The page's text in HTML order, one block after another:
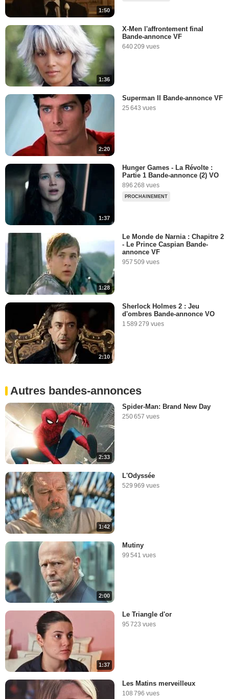
1:50
1:36
X-Men l'affrontement final
Bande-annonce VF
640 209 vues
2:20
Superman II Bande-annonce VF
25 643 vues
1:37
Hunger Games - La Révolte :
Partie 1 Bande-annonce (2) VO
896 268 vues
PROCHAINEMENT
1:28
Le Monde de Narnia : Chapitre 2
- Le Prince Caspian Bande-
annonce VF
957 509 vues
2:10
Sherlock Holmes 2 : Jeu
d'ombres Bande-annonce VO
1 589 279 vues
Autres bandes-annonces
2:33
Spider-Man: Brand New Day
250 657 vues
1:42
L'Odyssée
529 969 vues
2:00
Mutiny
99 541 vues
1:37
Le Triangle d'or
95 723 vues
Les Matins merveilleux
108 796 vues